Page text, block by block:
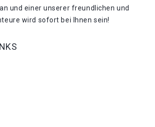
und einer unserer freundlichen und
wird sofort bei Ihnen sein!